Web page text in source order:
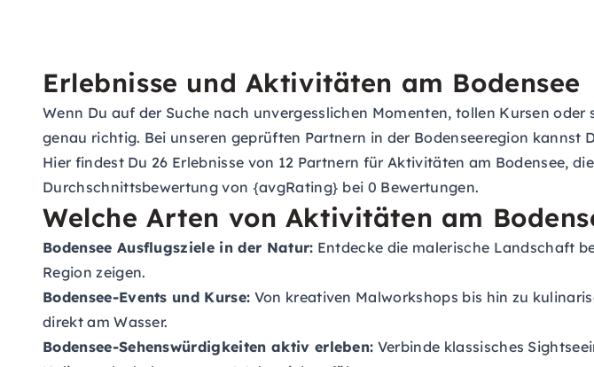
Erlebnisse und Aktivitäten am Bodensee
Wenn Du auf der Suche nach unvergesslichen Momenten, tollen Kursen
genau richtig. Bei unseren geprüften Partnern in der Bodenseeregion
Hier findest Du 26 Erlebnisse von 12 Partnern für Aktivitäten am Bodensee,
Durchschnittsbewertung von {avgRating} bei 0 Bewertungen.
Welche Arten von Aktivitäten am
Bodensee Ausflugsziele in der Natur: Entdecke die malerische Landschaft
Region zeigen.
Bodensee-Events und Kurse: Von kreativen Malworkshops bis hin zu
direkt am Wasser.
Bodensee-Sehenswürdigkeiten aktiv erleben: Verbinde klassisches